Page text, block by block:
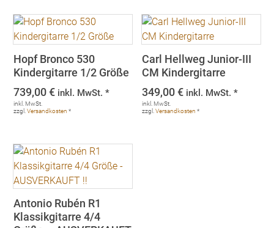
Hopf Bronco 530
Kindergitarre 1/2 Größe
739,00€ inkl. MwSt. *
inkl. MwSt.
zzgl.Versandkosten *
Carl Hellweg Junior-III
CM Kindergitarre
349,00€ inkl. MwSt. *
inkl. MwSt.
zzgl.Versandkosten *
Antonio Rubén R1
Klassikgitarre 4/4